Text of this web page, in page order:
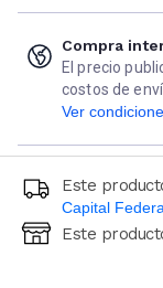
Compra
El precio
costos de
Ver
Este
Capital
Ingresá
Este